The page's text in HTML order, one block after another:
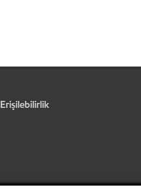
Erişilebilirlik